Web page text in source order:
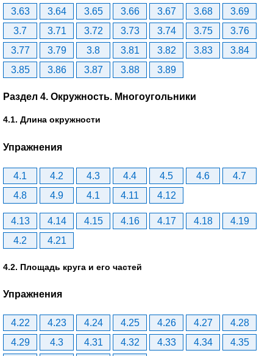
3.63 3.64 3.65 3.66 3.67 3.68
3.69
3.7
3.71 3.72 3.73 3.74 3.75
3.76
3.77
3.79 3.8 3.81 3.82 3.83
3.84
3.85
3.86 3.87 3.88 3.89
Раздел 4. Окружность. Многоугольники
4.1. Длина окружности
Упражнения
4.1 4.2 4.3 4.4 4.5 4.6
4.7
4.8
4.9 4.1 4.11 4.12
4.13 4.14 4.15 4.16 4.17 4.18
4.19
4.2
4.21
4.2. Площадь круга и его частей
Упражнения
4.22 4.23 4.24 4.25 4.26 4.27
4.28
4.29
4.3 4.31 4.32 4.33 4.34
4.35